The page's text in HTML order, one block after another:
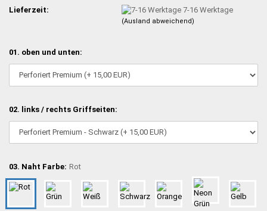
Lieferzeit:
7-16 Werktage
(Ausland abweichend)
01. oben und unten:
02. links / rechts Griffseiten:
03. Naht Farbe: Rot